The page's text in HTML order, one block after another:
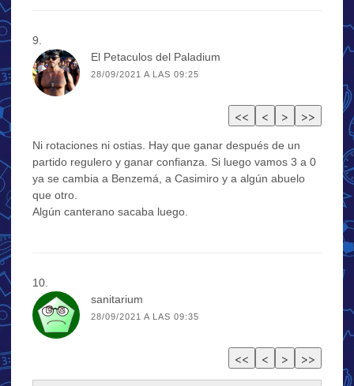
El Petaculos del Paladium
28/09/2021 A LAS 09:25
Ni rotaciones ni ostias. Hay que ganar después de un
partido regulero y ganar confianza. Si luego vamos 3 a 0
ya se cambia a Benzemá, a Casimiro y a algún abuelo
que otro.
Algún canterano sacaba luego.
sanitarium
28/09/2021 A LAS 09:35